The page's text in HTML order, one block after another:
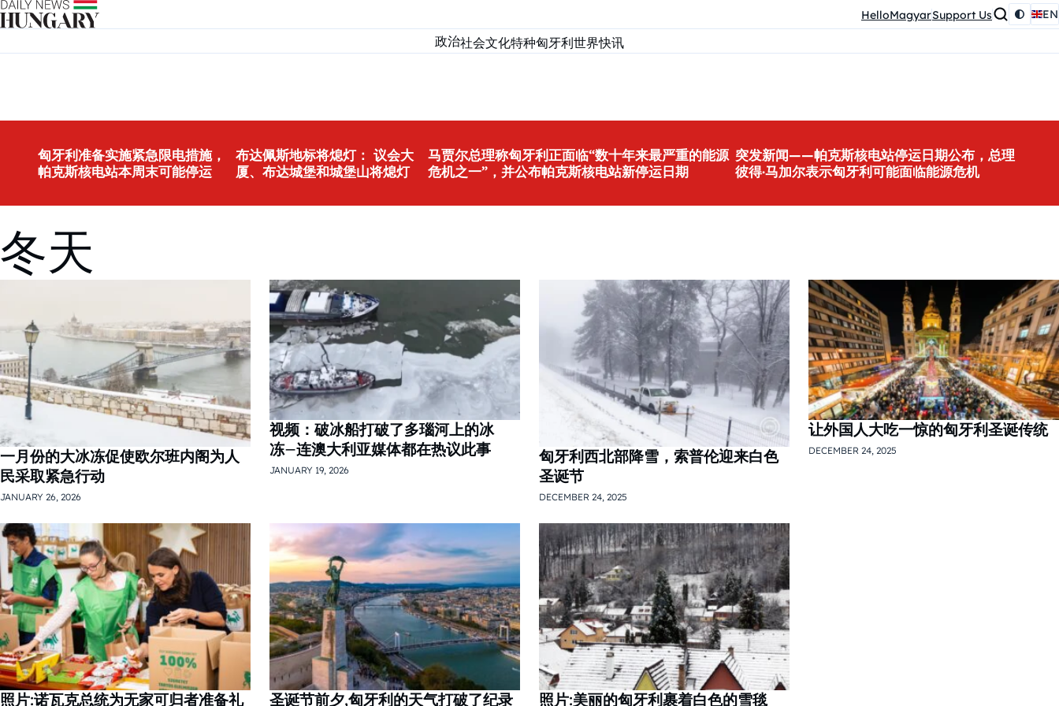
Skip to content HelloMagyarSupport Us EN
政治社会文化特种匈牙利世界快讯
匈牙利准备实施紧急限电措施，
帕克斯核电站本周末可能停运
布达佩斯地标将熄灯： 议会大
厦、布达城堡和城堡山将熄灯
马贾尔总理称匈牙利正面临“数十年来最严重的能源
危机之一”，并公布帕克斯核电站新停运日期
突发新闻——帕克斯核电站停运日期公布，总理
彼得·马加尔表示匈牙利可能面临能源危机
冬天
一月份的大冰冻促使欧尔班内阁为人
民采取紧急行动
JANUARY 26, 2026
视频：破冰船打破了多瑙河上的冰
冻–连澳大利亚媒体都在热议此事
JANUARY 19, 2026
匈牙利西北部降雪，索普伦迎来白色
圣诞节
DECEMBER 24, 2025
让外国人大吃一惊的匈牙利圣诞传统
DECEMBER 24, 2025
照片:诺瓦克总统为无家可归者准备礼 圣诞节前夕,匈牙利的天气打破了纪录 照片:美丽的匈牙利裹着白色的雪毯